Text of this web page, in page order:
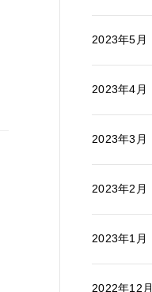
2023年5月
2023年4月
2023年3月
2023年2月
2023年1月
2022年12月